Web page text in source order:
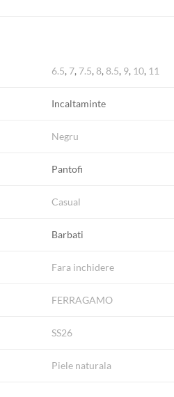
6.5, 7, 7.5, 8, 8.5, 9, 10, 11
Incaltaminte
Negru
Pantofi
Casual
Barbati
Fara inchidere
FERRAGAMO
SS26
Piele naturala